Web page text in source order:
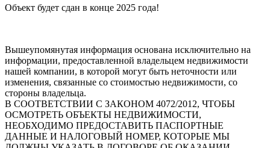
Объект будет сдан в конце 2025 года!
Вышеупомянутая информация основана исключительно на
информации, предоставленной владельцем недвижимости
нашей компании, в которой могут быть неточности или
изменения, связанные со стоимостью недвижимости, со
стороны владельца.
В СООТВЕТСТВИИ С ЗАКОНОМ 4072/2012, ЧТОБЫ
ОСМОТРЕТЬ ОБЪЕКТЫ НЕДВИЖИМОСТИ,
НЕОБХОДИМО ПРЕДОСТАВИТЬ ПАСПОРТНЫЕ
ДАННЫЕ И НАЛОГОВЫЙ НОМЕР, КОТОРЫЕ МЫ